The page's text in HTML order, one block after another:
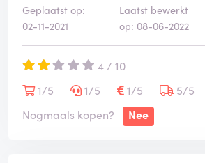
al het hele jaar hoor worden NIET
Als klant trek je bij ziggo altijd aan
Ze hebben een machtspositie en
bij Ziggo.
Mensen wees gewaarschuwd, als er
er wel gewoon voor.
verwacht dat hier iets aan gedaan
nog een paar keeer moet bellen
wifi heb,.... en ook niet dat ik weer
DAAR NIETS AAN!
Geplaatst op:
02-11-2021
Laatst bewerkt
op: 08-06-2022
4 / 10
1/5
1/5 1/5
5/5
Nogmaals kopen?
Nee